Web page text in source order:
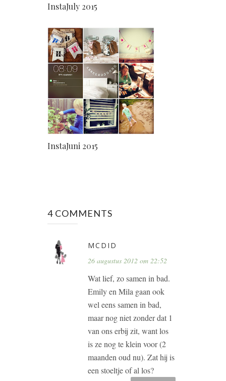
InstaJuly 2015
InstaJuni 2015
4 COMMENTS
MCDID
26 augustus 2012 om 22:52
Wat lief, zo samen in bad.
Emily en Mila gaan ook
wel eens samen in bad,
maar nog niet zonder dat 1
van ons erbij zit, want los
is ze nog te klein voor (2
maanden oud nu). Zat hij is
een stoeltje of al los?